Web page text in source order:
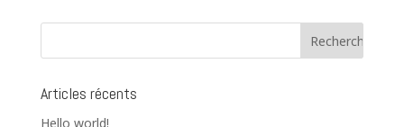
Articles récents
Hello world!